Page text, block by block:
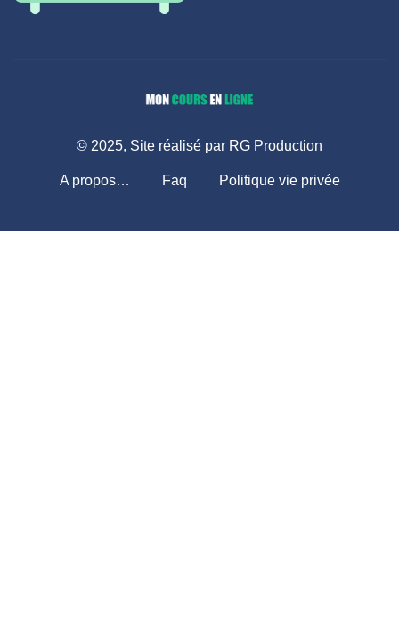
© 2025, Site réalisé par RG Production
A propos… Faq Politique vie privée